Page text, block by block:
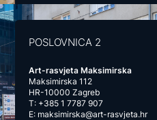
POSLOVNICA 2
Art-rasvjeta Maksimirska
Maksimirska 112
HR-10000 Zagreb
T: +385 1 7787 907
E: maksimirska@art-rasvjeta.hr